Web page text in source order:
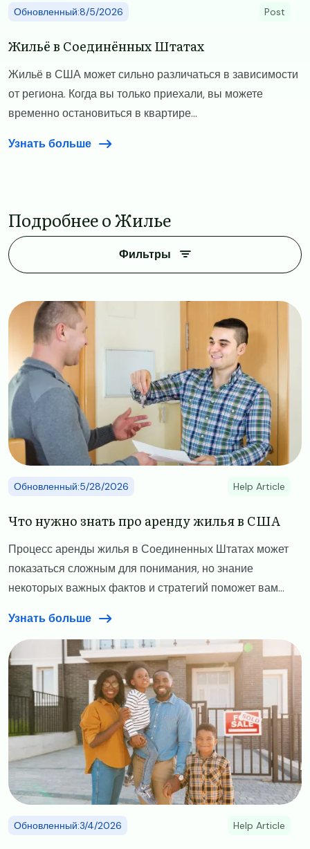
Обновленный:8/5/2026 Post
Жильё в Соединённых Штатах
Жильё в США может сильно различаться в зависимости
от региона. Когда вы только приехали, вы можете
временно остановиться в квартире...
Узнать больше
Подробнее о Жилье
Фильтры
Image
Обновленный:5/28/2026 Help Article
Что нужно знать про аренду жилья в США
Процесс аренды жилья в Соединенных Штатах может
показаться сложным для понимания, но знание
некоторых важных фактов и стратегий поможет вам...
Узнать больше
Image
Обновленный:3/4/2026 Help Article